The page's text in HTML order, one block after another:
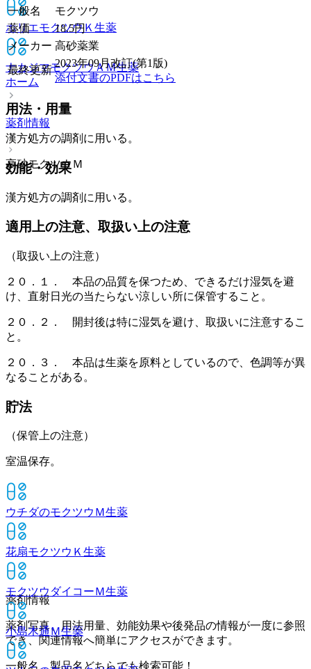
ホリエモクツウＫ 生薬
ナカジマモクツウＡＭ生薬
ホーム
薬剤情報
高砂モクツウＭ
一般名
モクツウ
薬価
18.5円
メーカー 高砂薬業
最終更新
2023年09月改訂(第1版)
添付文書のPDFはこちら
用法・用量
漢方処方の調剤に用いる。
効能・効果
漢方処方の調剤に用いる。
適用上の注意、取扱い上の注意
（取扱い上の注意）
２０．１． 本品の品質を保つため、できるだけ湿気を避
け、直射日光の当たらない涼しい所に保管すること。
２０．２． 開封後は特に湿気を避け、取扱いに注意するこ
と。
２０．３． 本品は生薬を原料としているので、色調等が異
なることがある。
貯法
（保管上の注意）
室温保存。
ウチダのモクツウＭ生薬
花扇モクツウＫ 生薬
モクツウダイコーＭ生薬
小島木通Ｍ生薬
薬剤情報
薬剤写真、用法用量、効能効果や後発品の情報が一度に参照
でき、関連情報へ簡単にアクセスができます。
一般名、製品名どちらでも検索可能！